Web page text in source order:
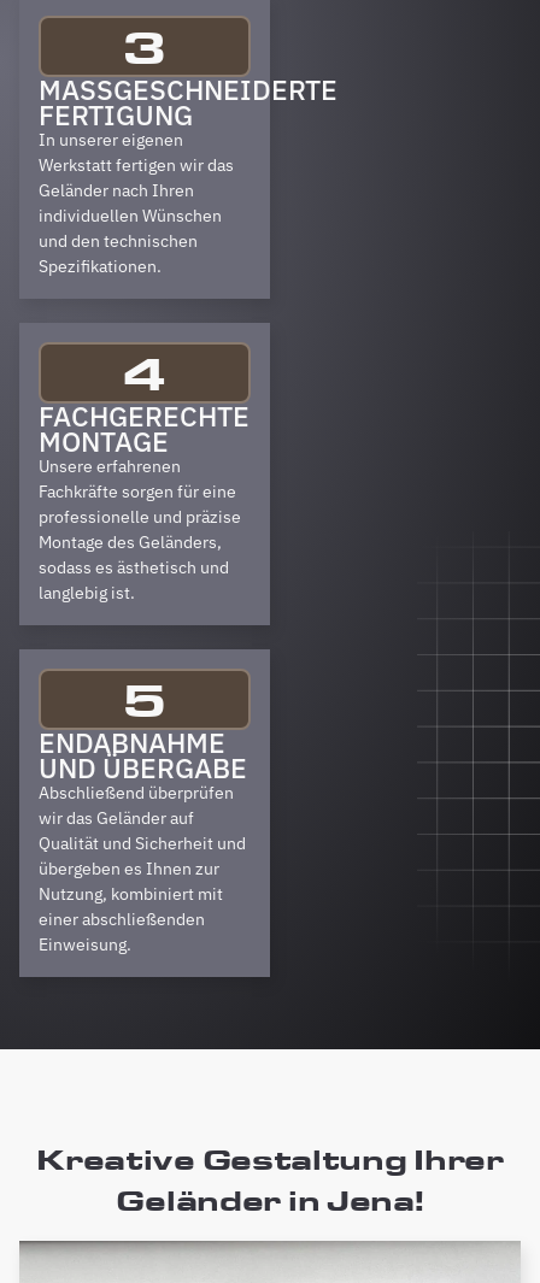
3
MASSGESCHNEIDERTE F
ERTIGUNG
In unserer eigenen
Werkstatt fertigen wir das
Geländer nach Ihren
individuellen Wünschen
und den technischen
Spezifikationen.
4
FACHGERECHTE
MONTAGE
Unsere erfahrenen
Fachkräfte sorgen für eine
professionelle und präzise
Montage des Geländers,
sodass es ästhetisch und
langlebig ist.
5
ENDABNAHME
UND ÜBERGABE
Abschließend überprüfen
wir das Geländer auf
Qualität und Sicherheit und
übergeben es Ihnen zur
Nutzung, kombiniert mit
einer abschließenden
Einweisung.
Kreative Gestaltung Ihrer
Geländer in Jena!